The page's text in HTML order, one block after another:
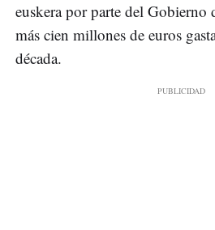
euskera por parte del Gobierno
más cien millones de euros
década.